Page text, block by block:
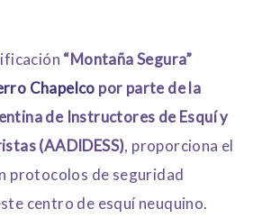
“Montaña Segura”
Chapelco por parte de la
de Instructores de Esquí y
(AADIDESS), proporciona el
protocolos de seguridad
centro de esquí neuquino.